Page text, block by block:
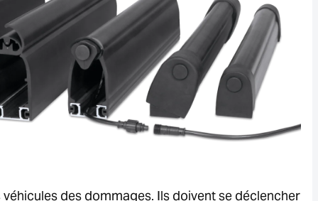
des dommages. Ils doivent se déclencher
Nous vous aidons à trouver la
solution de capteur adaptée à
votre application.